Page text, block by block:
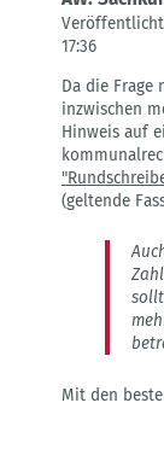
Veröffentlicht
17:36
auf
Anzahl
der
sachkundigen
Einwohner
von
Da die Frage
inzwischen
Hinweis auf
(geltende
Mit den